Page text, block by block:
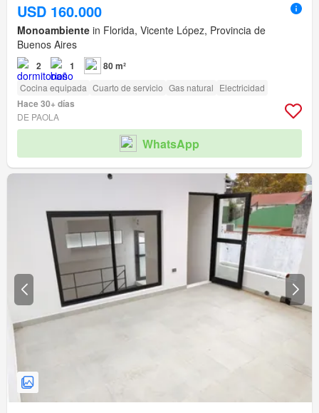
USD 160.000
Monoambiente in Florida, Vicente López, Provincia de
Buenos Aires
2 1 80 m²
Cocina equipada Cuarto de servicio Gas natural Electricidad
Hace 30+ días
DE PAOLA
WhatsApp